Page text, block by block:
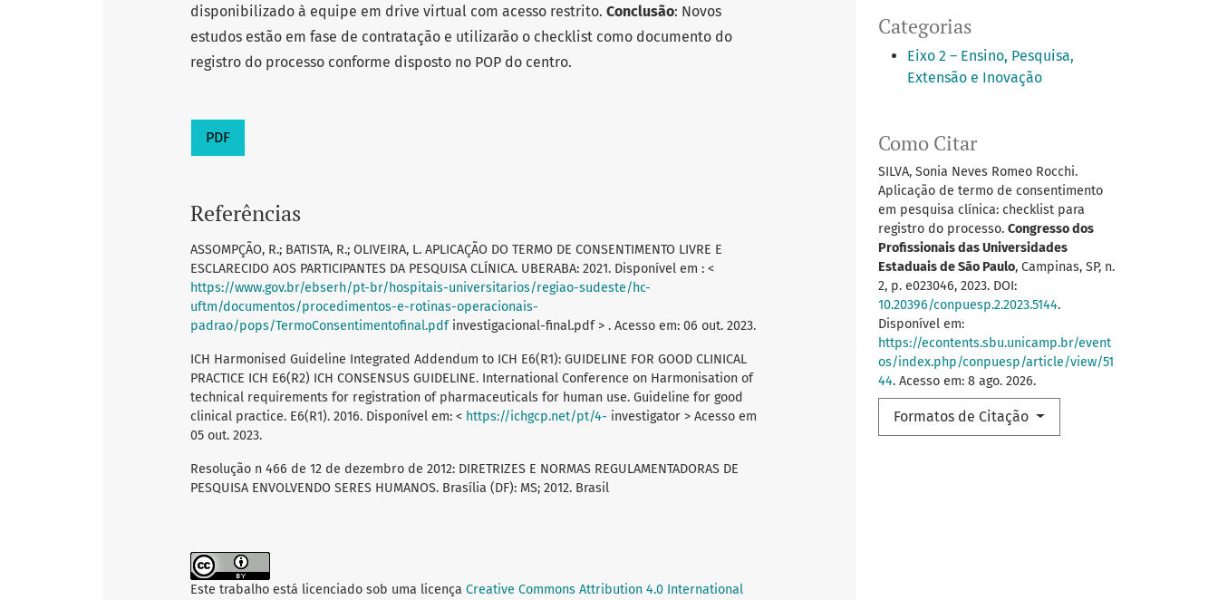
Categorias
Eixo 2 – Ensino, Pesquisa,
Extensão e Inovação
Como Citar
SILVA, Sonia Neves Romeo Rocchi.
Aplicação de termo de consentimento
em pesquisa clínica: checklist para
registro do processo. Congresso dos
Profissionais das Universidades
Estaduais de São Paulo, Campinas, SP, n.
2, p. e023046, 2023. DOI:
10.20396/conpuesp.2.2023.5144.
Disponível em:
https://econtents.sbu.unicamp.br/event
os/index.php/conpuesp/article/view/51
44. Acesso em: 8 ago. 2026.
Formatos de Citação
disponibilizado à equipe em drive virtual com acesso restrito. Conclusão: Novos
estudos estão em fase de contratação e utilizarão o checklist como documento do
registro do processo conforme disposto no POP do centro.
PDF
Referências
ASSOMPÇÃO, R.; BATISTA, R.; OLIVEIRA, L. APLICAÇÃO DO TERMO DE CONSENTIMENTO LIVRE E
ESCLARECIDO AOS PARTICIPANTES DA PESQUISA CLÍNICA. UBERABA: 2021. Disponível em : <
https://www.gov.br/ebserh/pt-br/hospitais-universitarios/regiao-sudeste/hc-
uftm/documentos/procedimentos-e-rotinas-operacionais-
padrao/pops/TermoConsentimentofinal.pdfinvestigacional-final.pdf > . Acesso em: 06 out. 2023.
ICH Harmonised Guideline Integrated Addendum to ICH E6(R1): GUIDELINE FOR GOOD CLINICAL
PRACTICE ICH E6(R2) ICH CONSENSUS GUIDELINE. International Conference on Harmonisation of
technical requirements for registration of pharmaceuticals for human use. Guideline for good
clinical practice. E6(R1). 2016. Disponível em: < https://ichgcp.net/pt/4- investigator > Acesso em
05 out. 2023.
Resolução n 466 de 12 de dezembro de 2012: DIRETRIZES E NORMAS REGULAMENTADORAS DE
PESQUISA ENVOLVENDO SERES HUMANOS. Brasília (DF): MS; 2012. Brasil
Este trabalho está licenciado sob uma licença Creative Commons Attribution 4.0 International